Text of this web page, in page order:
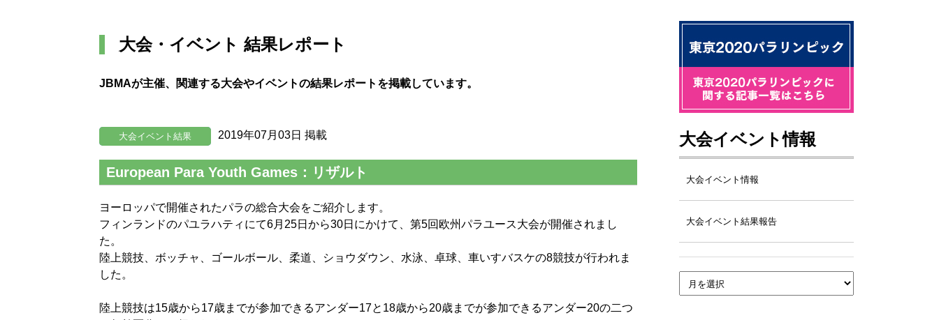
大会・イベント 結果レポート
JBMAが主催、関連する大会やイベントの結果レポートを掲載しています。
大会イベント結果 2019年07月03日 掲載
European Para Youth Games：リザルト
ヨーロッパで開催されたパラの総合大会をご紹介します。
フィンランドのパユラハティにて6月25日から30日にかけて、第5回欧州パラユース大会が開催されまし
た。
陸上競技、ボッチャ、ゴールボール、柔道、ショウダウン、水泳、卓球、車いすバスケの8競技が行われま
した。
陸上競技は15歳から17歳までが参加できるアンダー17と18歳から20歳までが参加できるアンダー20の二つ
大会イベント情報
大会イベント情報
大会イベント結果報告